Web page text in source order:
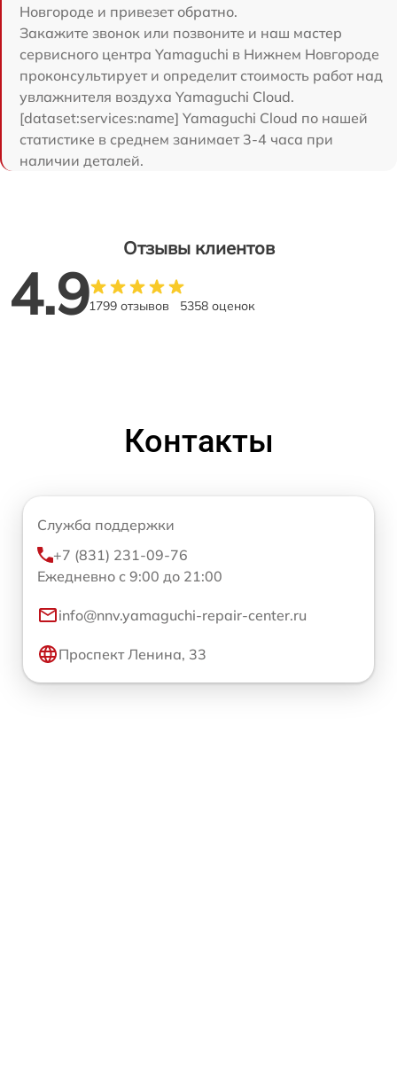
Новгороде и привезет обратно.
Закажите звонок или позвоните и наш мастер
сервисного центра Yamaguchi в Нижнем Новгороде
проконсультирует и определит стоимость работ над
увлажнителя воздуха Yamaguchi Cloud.
[dataset:services:name] Yamaguchi Cloud по нашей
статистике в среднем занимает 3-4 часа при
наличии деталей.
Отзывы клиентов
4.91799 отзывов 5358 оценок
Контакты
Служба поддержки
+7 (831) 231-09-76
Ежедневно с 9:00 до 21:00
info@nnv.yamaguchi-repair-center.ru
Проспект Ленина, 33